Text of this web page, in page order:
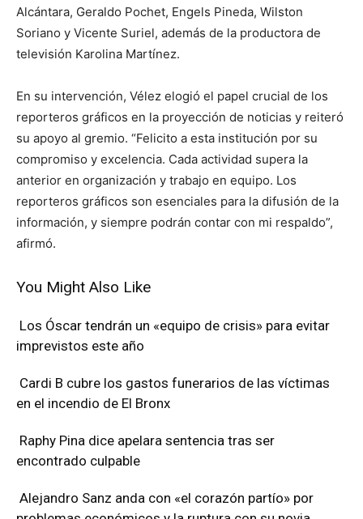
Alcántara, Geraldo Pochet, Engels Pineda, Wilston
Soriano y Vicente Suriel, además de la productora de
televisión Karolina Martínez.
En su intervención, Vélez elogió el papel crucial de los
reporteros gráficos en la proyección de noticias y reiteró
su apoyo al gremio. “Felicito a esta institución por su
compromiso y excelencia. Cada actividad supera la
anterior en organización y trabajo en equipo. Los
reporteros gráficos son esenciales para la difusión de la
información, y siempre podrán contar con mi respaldo”,
afirmó.
You Might Also Like
Los Óscar tendrán un «equipo de crisis» para evitar
imprevistos este año
Cardi B cubre los gastos funerarios de las víctimas
en el incendio de El Bronx
Raphy Pina dice apelara sentencia tras ser
encontrado culpable
Alejandro Sanz anda con «el corazón partío» por